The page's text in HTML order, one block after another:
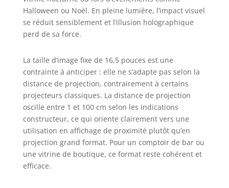
Halloween ou Noël. En pleine lumière, l’impact visuel
se réduit sensiblement et l’illusion holographique
perd de sa force.
La taille d’image fixe de 16,5 pouces est une
contrainte à anticiper : elle ne s’adapte pas selon la
distance de projection, contrairement à certains
projecteurs classiques. La distance de projection
oscille entre 1 et 100 cm selon les indications
constructeur, ce qui oriente clairement vers une
utilisation en affichage de proximité plutôt qu’en
projection grand format. Pour un comptoir de bar ou
une vitrine de boutique, ce format reste cohérent et
efficace.